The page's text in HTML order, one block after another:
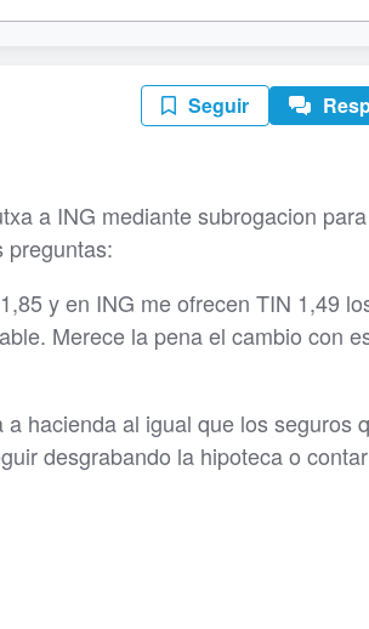
Seguir
a ING mediante subrogacion
preguntas:
y en ING me ofrecen TIN 1,49
Merece la pena el cambio con
hacienda al igual que los seguros
desgrabando la hipoteca o